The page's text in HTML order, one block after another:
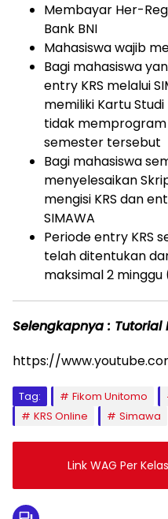
Membayar Her-
Bank BNI
Mahasiswa wajib
Bagi mahasiswa
entry KRS melalui
memiliki Kartu
tidak
semester tersebut
Bagi mahasiswa
menyelesaikan
mengisi KRS dan
SIMAWA
Periode entry KRS
telah ditentukan
maksimal 2
Selengkapnya : Tutorial
https://
Tag: Fikom Unitomo
KRS Online
Simawa
Link WAG Per